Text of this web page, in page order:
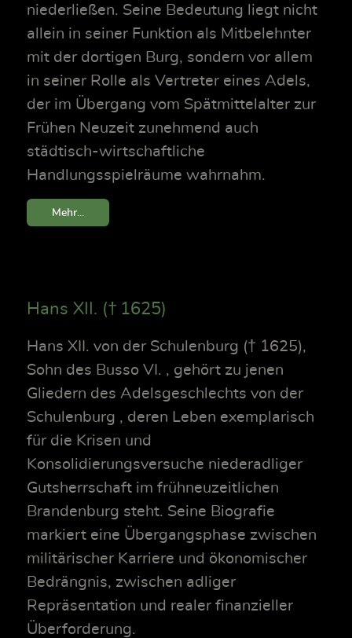
niederließen. Seine Bedeutung liegt nicht
allein in seiner Funktion als Mitbelehnter
mit der dortigen Burg, sondern vor allem
in seiner Rolle als Vertreter eines Adels,
der im Übergang vom Spätmittelalter zur
Frühen Neuzeit zunehmend auch
städtisch-wirtschaftliche
Handlungsspielräume wahrnahm.
Mehr...
Hans XII. († 1625)
Hans XII. von der Schulenburg († 1625),
Sohn des Busso VI. , gehört zu jenen
Gliedern des Adelsgeschlechts von der
Schulenburg , deren Leben exemplarisch
für die Krisen und
Konsolidierungsversuche niederadliger
Gutsherrschaft im frühneuzeitlichen
Brandenburg steht. Seine Biografie
markiert eine Übergangsphase zwischen
militärischer Karriere und ökonomischer
Bedrängnis, zwischen adliger
Repräsentation und realer finanzieller
Überforderung.